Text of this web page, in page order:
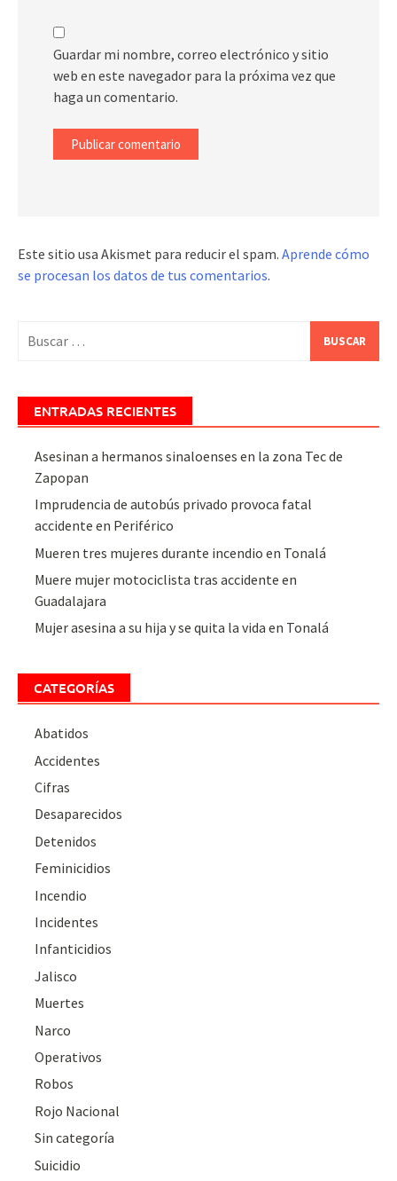
Guardar mi nombre, correo electrónico y sitio
web en este navegador para la próxima vez que
haga un comentario.
Este sitio usa Akismet para reducir el spam. Aprende cómo
se procesan los datos de tus comentarios.
ENTRADAS RECIENTES
Asesinan a hermanos sinaloenses en la zona Tec de
Zapopan
Imprudencia de autobús privado provoca fatal
accidente en Periférico
Mueren tres mujeres durante incendio en Tonalá
Muere mujer motociclista tras accidente en
Guadalajara
Mujer asesina a su hija y se quita la vida en Tonalá
CATEGORÍAS
Abatidos
Accidentes
Cifras
Desaparecidos
Detenidos
Feminicidios
Incendio
Incidentes
Infanticidios
Jalisco
Muertes
Narco
Operativos
Robos
Rojo Nacional
Sin categoría
Suicidio